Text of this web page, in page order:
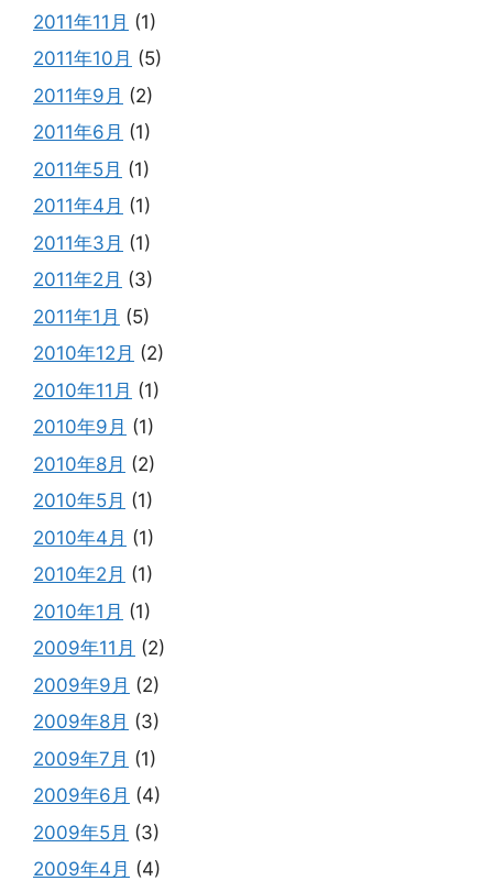
2011年11月 (1)
2011年10月 (5)
2011年9月 (2)
2011年6月 (1)
2011年5月 (1)
2011年4月 (1)
2011年3月 (1)
2011年2月 (3)
2011年1月 (5)
2010年12月 (2)
2010年11月 (1)
2010年9月 (1)
2010年8月 (2)
2010年5月 (1)
2010年4月 (1)
2010年2月 (1)
2010年1月 (1)
2009年11月 (2)
2009年9月 (2)
2009年8月 (3)
2009年7月 (1)
2009年6月 (4)
2009年5月 (3)
2009年4月 (4)